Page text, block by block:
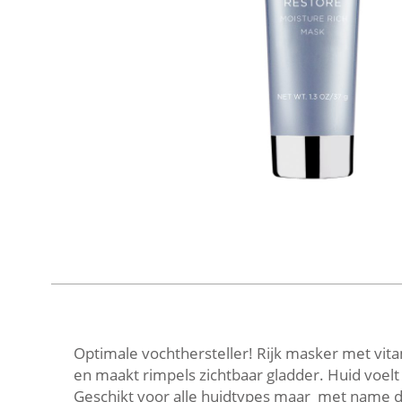
Optimale vochthersteller! Rijk masker met
en maakt rimpels zichtbaar gladder. Huid
Geschikt voor alle huidtypes maar met name